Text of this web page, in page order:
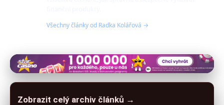
Všechny články od Radka Kolářová →
Zobrazit celý archiv článků →